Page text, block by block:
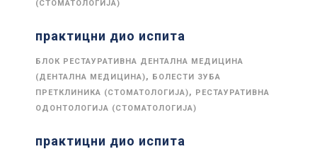
(СТОМАТОЛОГИЈА)
практицни дио испита
БЛОК РЕСТАУРАТИВНА ДЕНТАЛНА МЕДИЦИНА
(ДЕНТАЛНА МЕДИЦИНА), БОЛЕСТИ ЗУБА
ПРЕТКЛИНИКА (СТОМАТОЛОГИЈА), РЕСТАУРАТИВНА
ОДОНТОЛОГИЈА (СТОМАТОЛОГИЈА)
практицни дио испита